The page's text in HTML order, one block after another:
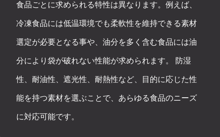
食品ごとに求められる特性は異なります。例えば、
冷凍食品には低温環境でも柔軟性を維持できる素材
選定が必要となる事や、油分を多く含む食品には油
分により袋が破れない性能が求められます。 防湿
性、耐油性、遮光性、耐熱性など、目的に応じた性
能を持つ素材を選ぶことで、あらゆる食品のニーズ
に対応可能です。